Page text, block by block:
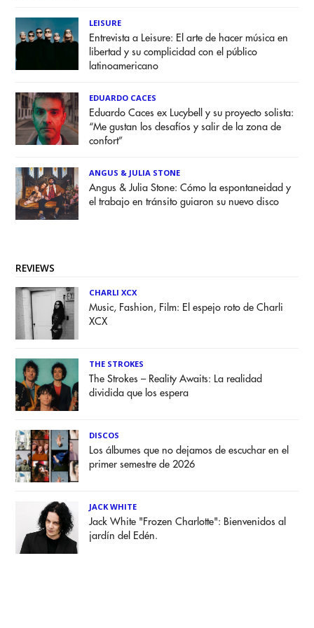
LEISURE
Entrevista a Leisure: El arte de hacer música en
libertad y su complicidad con el público
latinoamericano
EDUARDO CACES
Eduardo Caces ex Lucybell y su proyecto solista:
“Me gustan los desafíos y salir de la zona de
confort”
ANGUS & JULIA STONE
Angus & Julia Stone: Cómo la espontaneidad y
el trabajo en tránsito guiaron su nuevo disco
REVIEWS
CHARLI XCX
Music, Fashion, Film: El espejo roto de Charli
XCX
THE STROKES
The Strokes – Reality Awaits: La realidad
dividida que los espera
DISCOS
Los álbumes que no dejamos de escuchar en el
primer semestre de 2026
JACK WHITE
Jack White "Frozen Charlotte": Bienvenidos al
jardín del Edén.